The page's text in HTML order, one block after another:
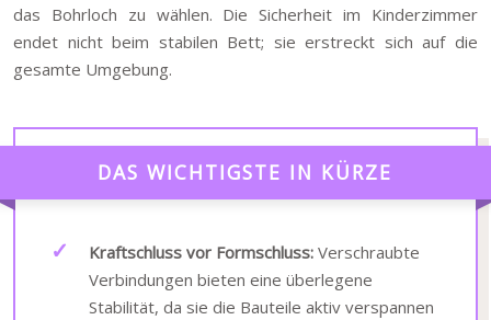
das Bohrloch zu wählen. Die Sicherheit im Kinderzimmer
endet nicht beim stabilen Bett; sie erstreckt sich auf die
gesamte Umgebung.
DAS WICHTIGSTE IN KÜRZE
Kraftschluss vor Formschluss: Verschraubte
Verbindungen bieten eine überlegene
Stabilität, da sie die Bauteile aktiv verspannen